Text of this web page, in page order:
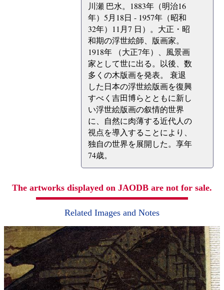
川瀬 巴水。1883年（明治16
年）5月18日 - 1957年（昭和
32年）11月7 日）。大正・昭
和期の浮世絵師、版画家。
1918年 （大正7年）、風景画
家として世に出る。以後、数
多くの木版画を発表。 衰退
した日本の浮世絵版画を復興
すべく吉田博らとともに新し
い浮世絵版画の叙情的世界
に、自然に肉薄する近代人の
視点を導入することにより、
独自の世界を展開した。享年
74歳。
The artworks displayed on JAODB are not for sale.
Related Images and Notes